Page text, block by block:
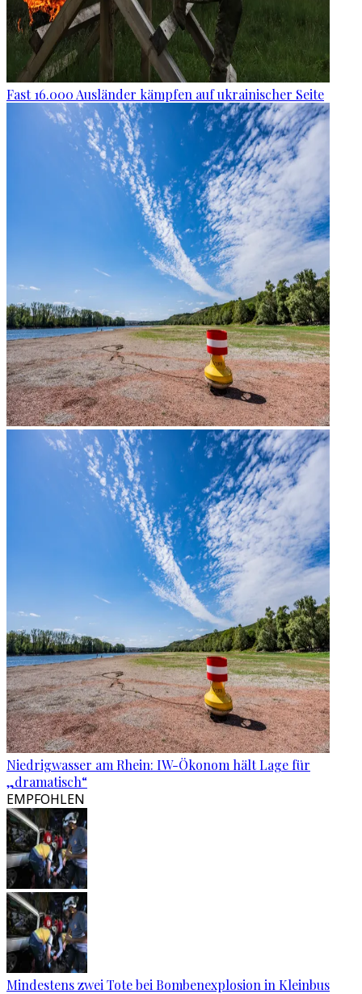
Fast 16.000 Ausländer kämpfen auf ukrainischer Seite
Niedrigwasser am Rhein: IW-Ökonom hält Lage für
„dramatisch“
EMPFOHLEN
Mindestens zwei Tote bei Bombenexplosion in Kleinbus